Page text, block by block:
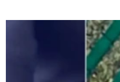
administración pasada